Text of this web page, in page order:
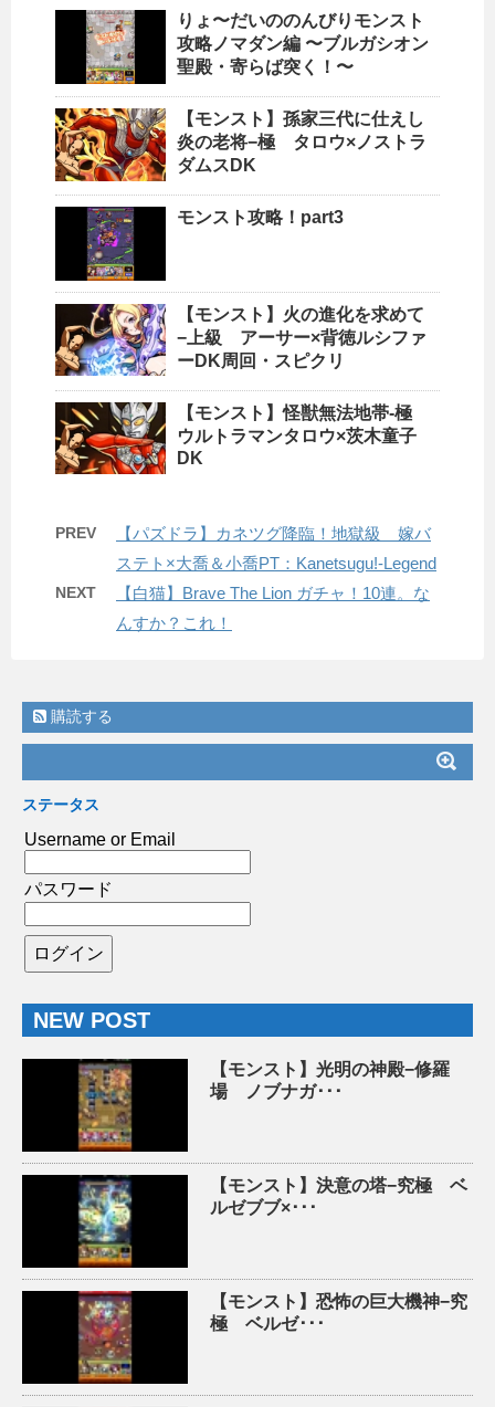
りょ〜だいののんびりモンスト
攻略ノマダン編 〜ブルガシオン
聖殿・寄らば突く！〜
【モンスト】孫家三代に仕えし
炎の老将−極 タロウ×ノストラ
ダムスDK
モンスト攻略！part3
【モンスト】火の進化を求めて
−上級 アーサー×背徳ルシファ
ーDK周回・スピクリ
【モンスト】怪獣無法地帯-極
ウルトラマンタロウ×茨木童子
DK
PREV
【パズドラ】カネツグ降臨！地獄級 嫁バ
ステト×大喬＆小喬PT：Kanetsugu!-Legend
NEXT
【白猫】Brave The Lion ガチャ！10連。な
んすか？これ！
購読する
ステータス
Username or Email
パスワード
NEW POST
【モンスト】光明の神殿−修羅
場 ノブナガ･･･
【モンスト】決意の塔−究極 ベ
ルゼブブ×･･･
【モンスト】恐怖の巨大機神−究
極 ベルゼ･･･